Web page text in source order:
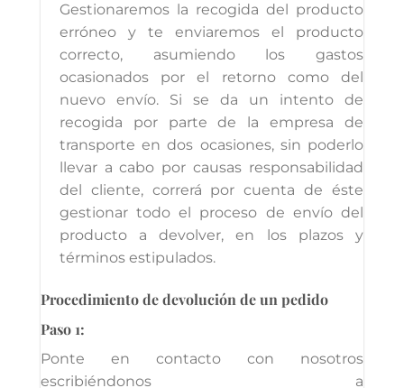
Gestionaremos la recogida del producto
erróneo y te enviaremos el producto
correcto, asumiendo los gastos
ocasionados por el retorno como del
nuevo envío. Si se da un intento de
recogida por parte de la empresa de
transporte en dos ocasiones, sin poderlo
llevar a cabo por causas responsabilidad
del cliente, correrá por cuenta de éste
gestionar todo el proceso de envío del
producto a devolver, en los plazos y
términos estipulados.
Procedimiento de devolución de un pedido
Paso 1:
Ponte en contacto con nosotros
escribiéndonos a